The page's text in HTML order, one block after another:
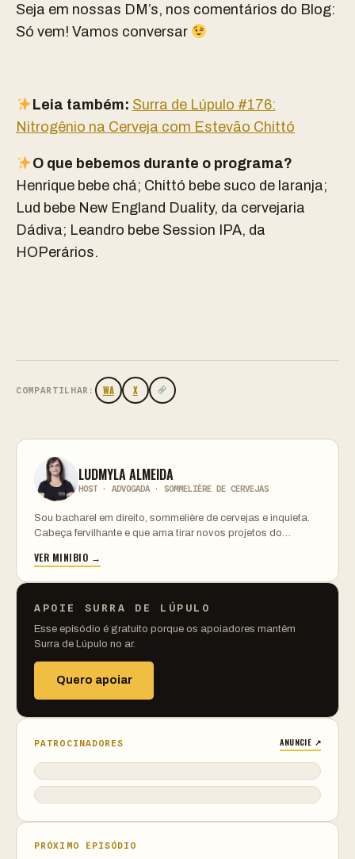
Seja em nossas DM’s, nos comentários do Blog:
Só vem! Vamos conversar
Leia também: Surra de Lúpulo #176:
Nitrogênio na Cerveja com Estevão Chittó
O que bebemos durante o programa?
Henrique bebe chá; Chittó bebe suco de laranja;
Lud bebe New England Duality, da cervejaria
Dádiva; Leandro bebe Session IPA, da
HOPerários.
COMPARTILHAR: WA X
LUDMYLA ALMEIDA
HOST · ADVOGADA · SOMMELIÈRE DE CERVEJAS
Sou bacharel em direito, sommelière de cervejas e inquieta.
Cabeça fervilhante e que ama tirar novos projetos do…
VER MINIBIO →
APOIE SURRA DE LÚPULO
Esse episódio é gratuito porque os apoiadores mantêm
Surra de Lúpulo no ar.
Quero apoiar
PATROCINADORES ANUNCIE ↗
PRÓXIMO EPISÓDIO